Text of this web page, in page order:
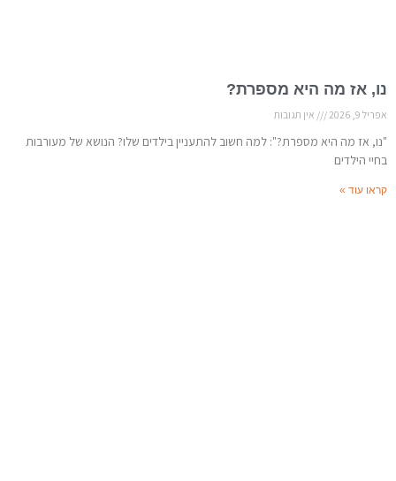
נו, אז מה היא מספרת?
אפריל 9, 2026 אין תגובות
"נו, אז מה היא מספרת?": למה חשוב להתעניין בילדים שלו? הנושא של מעורבות
בחיי הילדים
קראו עוד »